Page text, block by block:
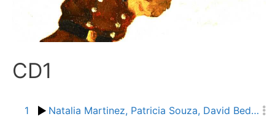
CD1
1 Natalia Martinez, Patricia Souza, David Bedoya & Ensemble: La International